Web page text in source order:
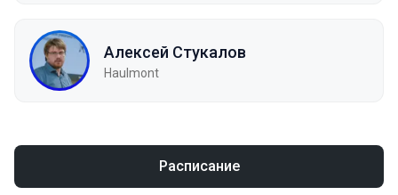
Алексей Стукалов
Haulmont
Расписание